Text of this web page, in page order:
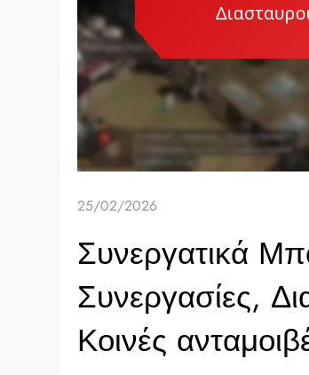
25/02/2026
Συνεργατικά
Συνεργασίες,
Κοινές